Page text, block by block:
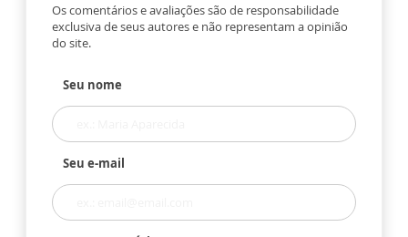
Os comentários e avaliações são de responsabilidade
exclusiva de seus autores e não representam a opinião
do site.
Seu nome
Seu e-mail